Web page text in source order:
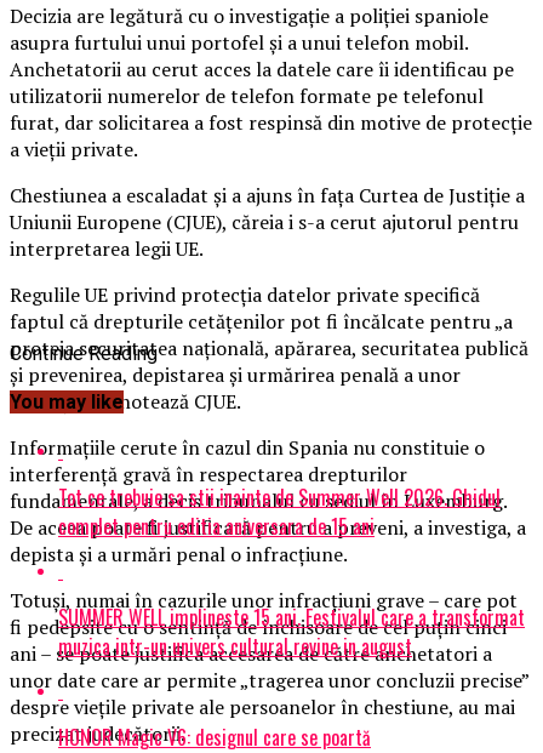
Decizia are legătură cu o investigaţie a poliţiei spaniole
asupra furtului unui portofel şi a unui telefon mobil.
Anchetatorii au cerut acces la datele care îi identificau pe
utilizatorii numerelor de telefon formate pe telefonul
furat, dar solicitarea a fost respinsă din motive de protecţie
a vieţii private.
Chestiunea a escaladat şi a ajuns în faţa Curtea de Justiţie a
Uniunii Europene (CJUE), căreia i s-a cerut ajutorul pentru
interpretarea legii UE.
Regulile UE privind protecţia datelor private specifică
faptul că drepturile cetăţenilor pot fi încălcate pentru „a
proteja securitatea naţională, apărarea, securitatea publică
şi prevenirea, depistarea şi urmărirea penală a unor
infracţiuni”, notează CJUE.
Informaţiile cerute în cazul din Spania nu constituie o
interferenţă gravă în respectarea drepturilor
fundamentale, a decis tribunalul cu sediul în Luxemburg.
De aceea poate fi justificată pentru a preveni, a investiga, a
depista şi a urmări penal o infracţiune.
Totuşi, numai în cazurile unor infracţiuni grave – care pot
fi pedepsite cu o sentinţă de închisoare de cel puţin cinci
ani – se poate justifica accesarea de către anchetatori a
unor date care ar permite „tragerea unor concluzii precise”
despre vieţile private ale persoanelor în chestiune, au mai
precizat judecătorii.
Continue Reading
You may like
Tot ce trebuie sa stii inainte de Summer Well 2026. Ghidul
complet pentru editia aniversara de 15 ani
SUMMER WELL implineste 15 ani. Festivalul care a transformat
muzica intr-un univers cultural revine in august
HONOR Magic V6: designul care se poartă